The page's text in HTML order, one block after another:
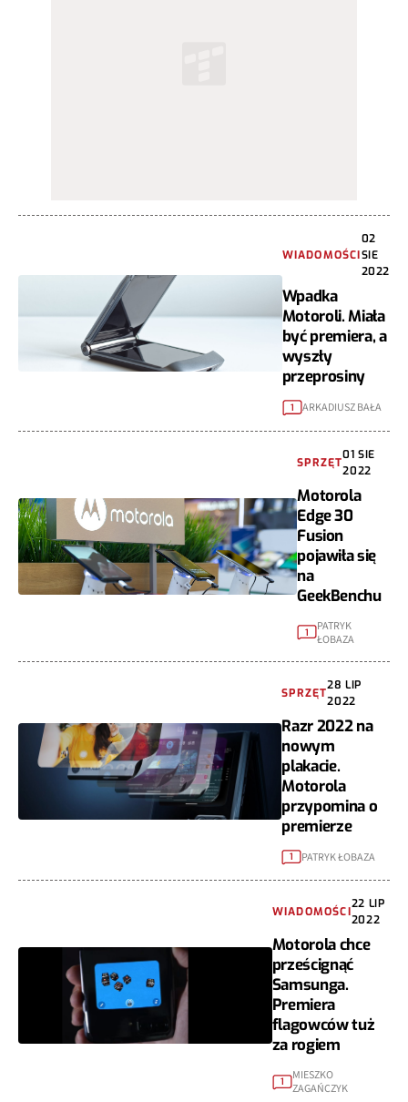
WIADOMOŚCI
02
SIE
2022
Wpadka
Motoroli. Miała
być premiera, a
wyszły
przeprosiny
1 ARKADIUSZ BAŁA
SPRZĘT
01 SIE
2022
Motorola
Edge 30
Fusion
pojawiła się
na
GeekBenchu
1
PATRYK
ŁOBAZA
SPRZĘT
28 LIP
2022
Razr 2022 na
nowym
plakacie.
Motorola
przypomina o
premierze
1 PATRYK ŁOBAZA
WIADOMOŚCI
22 LIP
2022
Motorola chce
prześcignąć
Samsunga.
Premiera
flagowców tuż
za rogiem
1
MIESZKO
ZAGAŃCZYK